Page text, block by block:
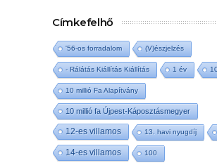
Címkefelhő
'56-os forradalom (V)észjelzés
- Rálátás Kiállítás Kiállítás 1 év
10 millió Fa Alapítvány
10 millió fa Újpest-Káposztásmegyer
12-es villamos 13. havi nyugdíj
14-es villamos 100